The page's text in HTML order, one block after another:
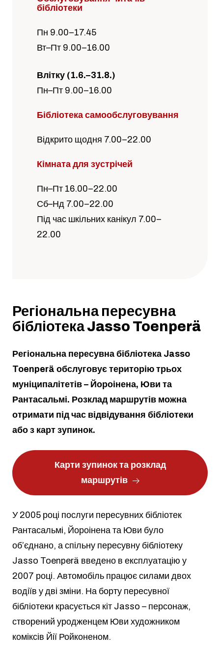
бібліотеки
Пн 9.00–17.45
Вт–Пт 9.00–16.00
Влітку (1.6.–31.8.)
Пн–Пт 9.00–16.00
Бібліотека самообслуговування
Відкрито щодня 7.00–22.00
Кімната для зустрічей
Пн–Пт 16.00–22.00
Сб–Нд 7.00–22.00
Під час шкільних канікул 7.00–
22.00
Регіональна пересувна
бібліотека Jasso Toenperä
Регіональна пересувна бібліотека Jasso
Toenperä обслуговує територію трьох
муніципалітетів – Йороінена, Юви та
Рантасальмі. Розклад маршрутів можна
отримати під час відвідування бібліотеки
або з карт зупинок.
Карти зупинок та розклад
маршрутів
У 2005 році послуги пересувних бібліотек
Рантасальмі, Йороінена та Юви було
об’єднано, а спільну пересувну бібліотеку
Jasso Toenperä введено в експлуатацію у
2007 році. Автомобіль працює силами двох
водіїв у дві зміни. На борту пересувної
бібліотеки красується кіт Jasso – персонаж,
створений уродженцем Юви художником
коміксів Йії Ройконеном.